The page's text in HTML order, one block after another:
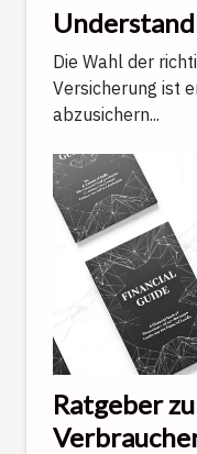
Between
Indemnity
Die Wahl der
Versicherung ist
abzusichern...
Ratgeber